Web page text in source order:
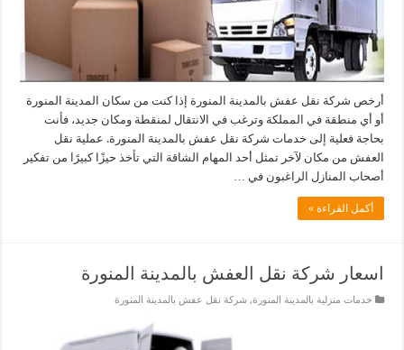
أرخص شركة نقل عفش بالمدينة المنورة إذا كنت من سكان المدينة المنورة
أو أي منطقة في المملكة وترغب في الانتقال لمنقطة ومكان جديد، فأنت
بحاجة فعلية إلى خدمات شركة نقل عفش بالمدينة المنورة. عملية نقل
العفش من مكان لآخر تمثل أحد المهام الشاقة التي تأخذ حيزًا كبيرًا من تفكير
أصحاب المنازل الراغبون في …
أكمل القراءة »
اسعار شركة نقل العفش بالمدينة المنورة
خدمات منزلية بالمدينة المنورة,شركة نقل عفش بالمدينة المنورة